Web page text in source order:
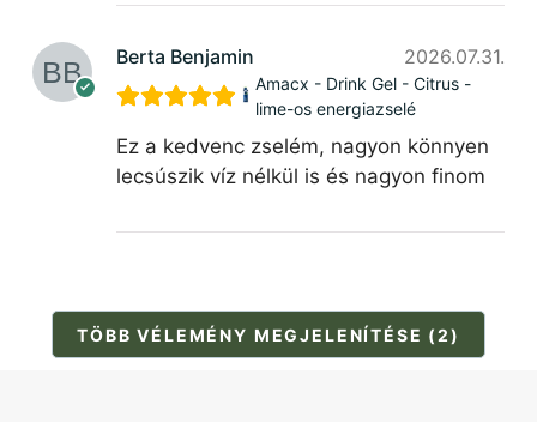
Berta Benjamin 2026.07.31.
Amacx - Drink Gel - Citrus -
lime-os energiazselé
Ez a kedvenc zselém, nagyon könnyen
lecsúszik víz nélkül is és nagyon finom
TÖBB VÉLEMÉNY MEGJELENÍTÉSE (2)